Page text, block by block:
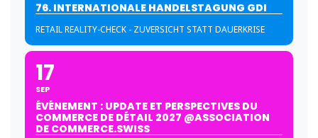
76. INTERNATIONALE HANDELSTAGUNG GDI
RETAIL REALITY-CHECK - ZUVERSICHT STATT DAUERKRISE
17
SEP
ÉVÉNEMENT : UPDATE ET PERSPECTIVES DU
COMMERCE DE DÉTAIL 2027 @ASSOCIATION
DE COMMERCE.SWISS